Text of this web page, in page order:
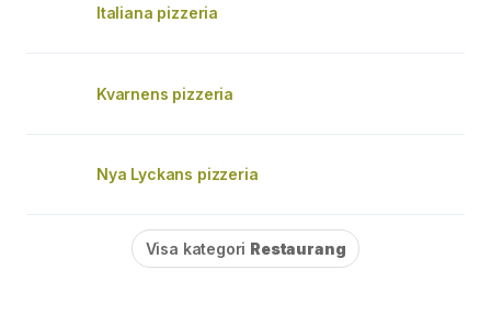
Italiana pizzeria
Kvarnens pizzeria
Nya Lyckans pizzeria
Visa kategori Restaurang